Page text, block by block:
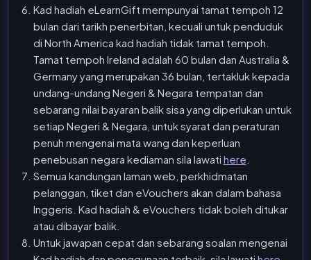
Kad hadiah eLearnGift mempunyai tamat tempoh 12
bulan dari tarikh penerbitan, kecuali untuk penduduk
di North America kad hadiah tidak tamat tempoh.
Tamat tempoh Ireland adalah 60 bulan dan Australia &
Germany yang merupakan 36 bulan, tertakluk kepada
undang-undang Negeri & Negara tempatan dan
sebarang nilai bayaran balik sisa yang diperlukan untuk
setiap Negeri & Negara, untuk syarat dan peraturan
penuh mengenai mata wang dan keperluan
penebusan negara kediaman sila lawati here
Semua kandungan laman web, perkhidmatan
pelanggan, tiket dan eVouchers akan dalam bahasa
Inggeris. Kad hadiah & eVouchers tidak boleh ditukar
atau dibayar balik.
Untuk jawapan cepat dan sebarang soalan mengenai